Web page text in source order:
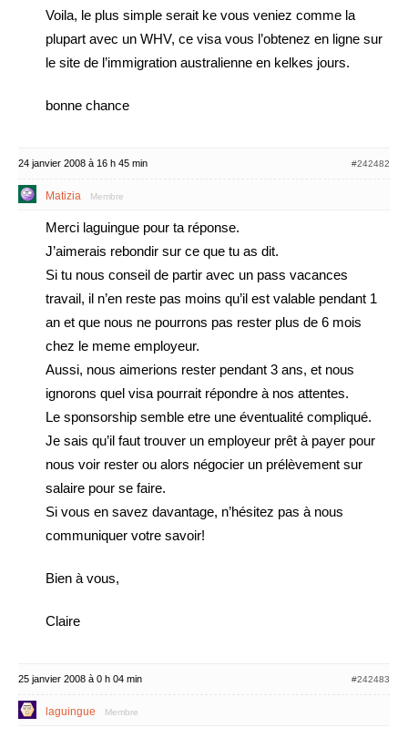
Voila, le plus simple serait ke vous veniez comme la
plupart avec un WHV, ce visa vous l’obtenez en ligne sur
le site de l’immigration australienne en kelkes jours.
bonne chance
24 janvier 2008 à 16 h 45 min #242482
Matizia Membre
Merci laguingue pour ta réponse.
J’aimerais rebondir sur ce que tu as dit.
Si tu nous conseil de partir avec un pass vacances
travail, il n’en reste pas moins qu’il est valable pendant 1
an et que nous ne pourrons pas rester plus de 6 mois
chez le meme employeur.
Aussi, nous aimerions rester pendant 3 ans, et nous
ignorons quel visa pourrait répondre à nos attentes.
Le sponsorship semble etre une éventualité compliqué.
Je sais qu’il faut trouver un employeur prêt à payer pour
nous voir rester ou alors négocier un prélèvement sur
salaire pour se faire.
Si vous en savez davantage, n’hésitez pas à nous
communiquer votre savoir!
Bien à vous,
Claire
25 janvier 2008 à 0 h 04 min #242483
laguingue Membre